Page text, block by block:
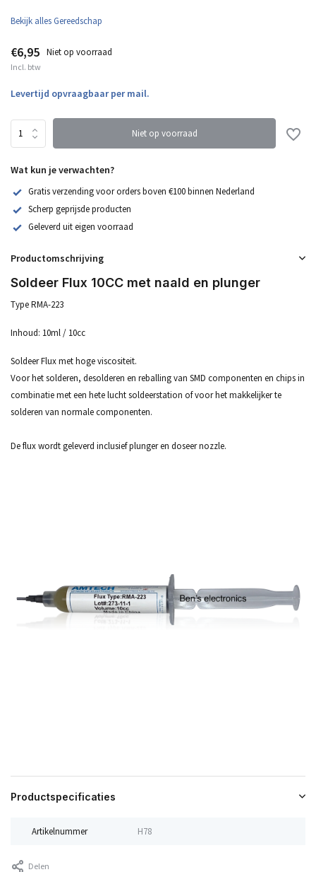
Bekijk alles Gereedschap
€6,95 Niet op voorraad
Incl. btw
Levertijd opvraagbaar per mail.
Niet op voorraad
Wat kun je verwachten?
Gratis verzending voor orders boven €100 binnen Nederland
Scherp geprijsde producten
Geleverd uit eigen voorraad
Productomschrijving
Soldeer Flux 10CC met naald en plunger
Type RMA-223
Inhoud: 10ml / 10cc
Soldeer Flux met hoge viscositeit.
Voor het solderen, desolderen en reballing van SMD componenten en chips in
combinatie met een hete lucht soldeerstation of voor het makkelijker te
solderen van normale componenten.
De flux wordt geleverd inclusief plunger en doseer nozzle.
Productspecificaties
Artikelnummer H78
Delen